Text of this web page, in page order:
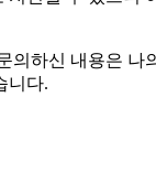
의하신 내용은 나
니다.